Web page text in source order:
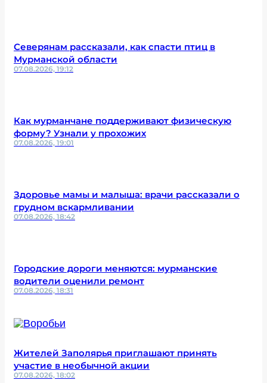
Северянам рассказали, как спасти птиц в
Мурманской области
07.08.2026, 19:12
Как мурманчане поддерживают физическую
форму? Узнали у прохожих
07.08.2026, 19:01
Здоровье мамы и малыша: врачи рассказали о
грудном вскармливании
07.08.2026, 18:42
Городские дороги меняются: мурманские
водители оценили ремонт
07.08.2026, 18:31
Жителей Заполярья приглашают принять
участие в необычной акции
07.08.2026, 18:02